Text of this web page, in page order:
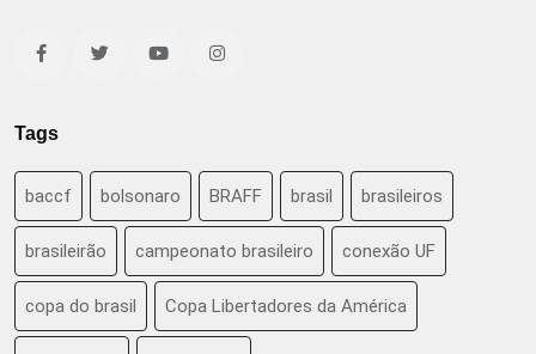
Tags
baccf bolsonaro BRAFF brasil brasileiros
brasileirão campeonato brasileiro conexão UF
copa do brasil Copa Libertadores da América